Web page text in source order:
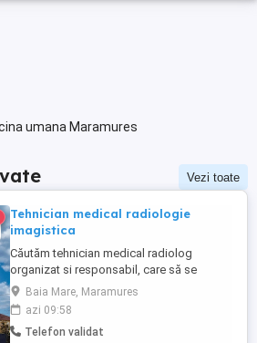
umana Maramures
Vezi toate
Tehnician medical radiologie
imagistica
Căutăm tehnician medical radiolog
organizat si responsabil, care să se
alăture echipei noastre. Persoana potrivită
va avea un rol esențial în asigurarea unei
experiențe pozitive pentru pacienți, printr-
o comunicare eficientă și o gestionare
Baia Mare, Maramures
azi 09:58
Telefon validat